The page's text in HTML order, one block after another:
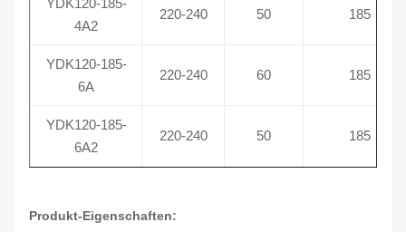
YDK120-185-
4A2
220-240 50 185
YDK120-185-
6A
220-240 60 185
YDK120-185-
6A2
220-240 50 185
Produkt-Eigenschaften: